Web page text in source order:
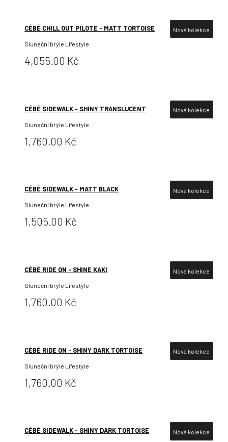
Nová kolekce
CÉBÉ CHILL OUT PILOTE - MATT TORTOISE
Sluneční brýle Lifestyle
Cena:
4,055.00 Kč
Nová kolekce
CÉBÉ SIDEWALK - SHINY TRANSLUCENT
Sluneční brýle Lifestyle
Cena:
1,760.00 Kč
Nová kolekce
CÉBÉ SIDEWALK - MATT BLACK
Sluneční brýle Lifestyle
Cena:
1,505.00 Kč
Nová kolekce
CÉBÉ RIDE ON - SHINE KAKI
Sluneční brýle Lifestyle
Cena:
1,760.00 Kč
Nová kolekce
CÉBÉ RIDE ON - SHINY DARK TORTOISE
Sluneční brýle Lifestyle
Cena:
1,760.00 Kč
Nová kolekce
CÉBÉ SIDEWALK - SHINY DARK TORTOISE